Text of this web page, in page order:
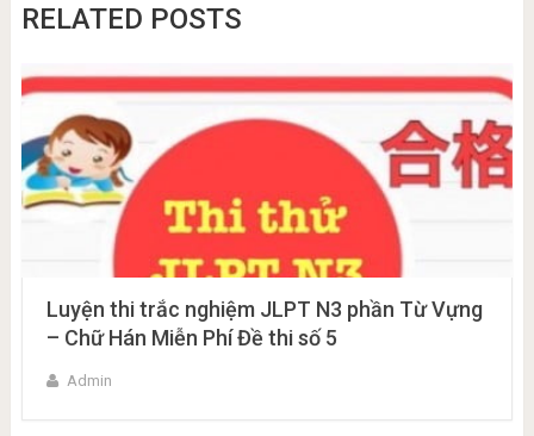
RELATED POSTS
Luyện thi trắc nghiệm JLPT N3 phần Từ Vựng
– Chữ Hán Miễn Phí Đề thi số 5
Admin